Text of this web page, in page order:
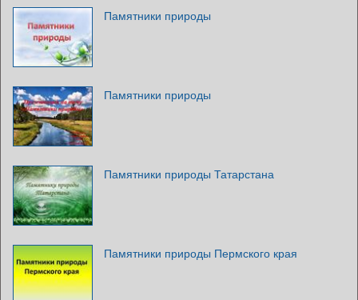
Памятники природы
Памятники природы
Памятники природы Татарстана
Памятники природы Пермского края